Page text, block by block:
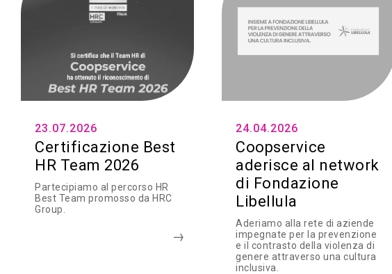
23.07.2026
Certificazione Best
HR Team 2026
Partecipiamo al percorso HR
Best Team promosso da HRC
Group.
24.04.2026
Coopservice
aderisce al network
di Fondazione
Libellula
Aderiamo alla rete di aziende
impegnate per la prevenzione
e il contrasto della violenza di
genere attraverso una cultura
inclusiva.